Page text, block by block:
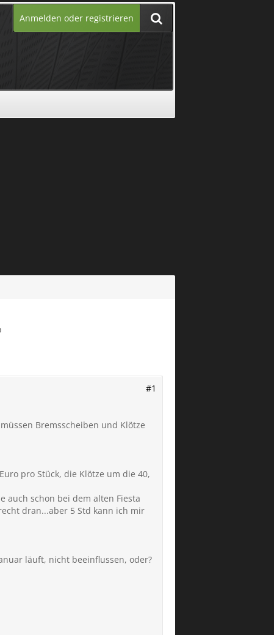
Anmelden oder registrieren
#1
Bremsscheiben und Klötze
pro Stück, die Klötze um die 40,
auch schon bei dem alten Fiesta
dran...aber 5 Std kann ich mir
läuft, nicht beeinflussen, oder?